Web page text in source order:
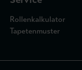
Rollenkalkulator
Tapetenmuster